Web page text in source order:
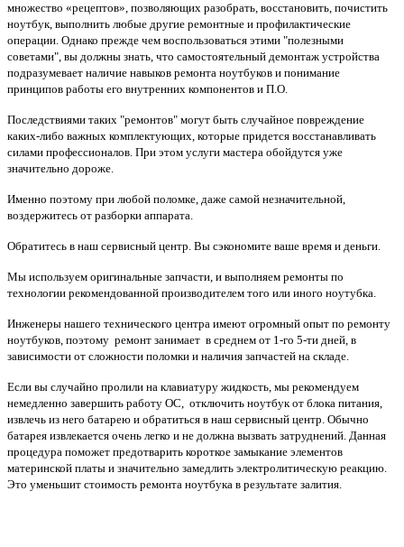
множество «рецептов», позволяющих разобрать, восстановить, почистить
ноутбук, выполнить любые другие ремонтные и профилактические
операции. Однако прежде чем воспользоваться этими "полезными
советами", вы должны знать, что самостоятельный демонтаж устройства
подразумевает наличие навыков ремонта ноутбуков и понимание
принципов работы его внутренних компонентов и П.О.
Последствиями таких "ремонтов" могут быть случайное повреждение
каких-либо важных комплектующих, которые придется восстанавливать
силами профессионалов. При этом услуги мастера обойдутся уже
значительно дороже.
Именно поэтому при любой поломке, даже самой незначительной,
воздержитесь от разборки аппарата.
Обратитесь в наш сервисный центр. Вы сэкономите ваше время и деньги.
Мы используем оригинальные запчасти, и выполняем ремонты по
технологии рекомендованной производителем того или иного ноутубка.
Инженеры нашего технического центра имеют огромный опыт по ремонту
ноутбуков, поэтому ремонт занимает в среднем от 1-го 5-ти дней, в
зависимости от сложности поломки и наличия запчастей на складе.
Если вы случайно пролили на клавиатуру жидкость, мы рекомендуем
немедленно завершить работу ОС, отключить ноутбук от блока питания,
извлечь из него батарею и обратиться в наш сервисный центр. Обычно
батарея извлекается очень легко и не должна вызвать затруднений. Данная
процедура поможет предотварить короткое замыкание элементов
материнской платы и значительно замедлить электролитическую реакцию.
Это уменьшит стоимость ремонта ноутбука в результате залития.